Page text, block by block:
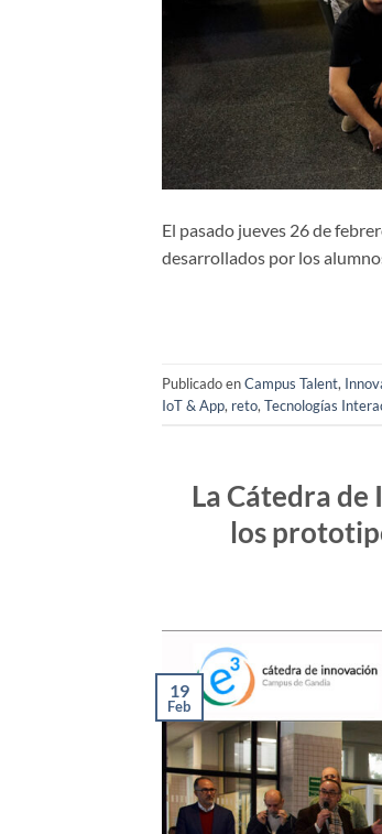
El pasado jueves 26 de
desarrollados por los
Publicado enCampus Talent,
IoT & App, reto, Tecnologías
La Cátedra de
los
19
Feb